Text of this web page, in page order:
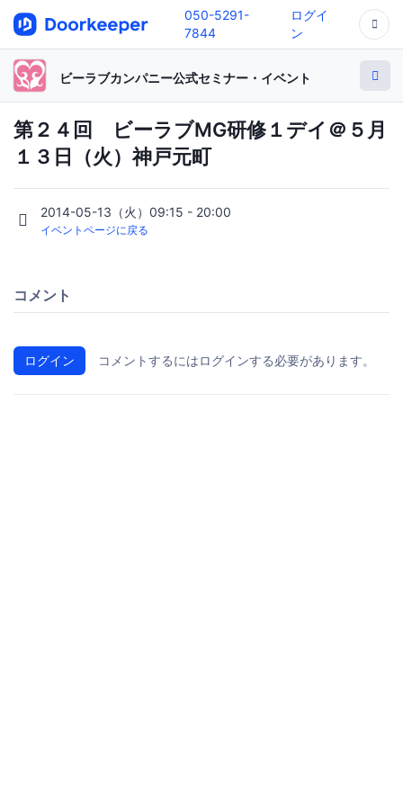
050-5291-
7844
ログイ
ン
ビーラブカンパニー公式セミナー・イベント
第２４回 ビーラブMG研修１デイ＠５月
１３日（火）神戸元町
2014-05-13（火）09:15 - 20:00
イベントページに戻る
コメント
ログイン コメントするにはログインする必要があります。